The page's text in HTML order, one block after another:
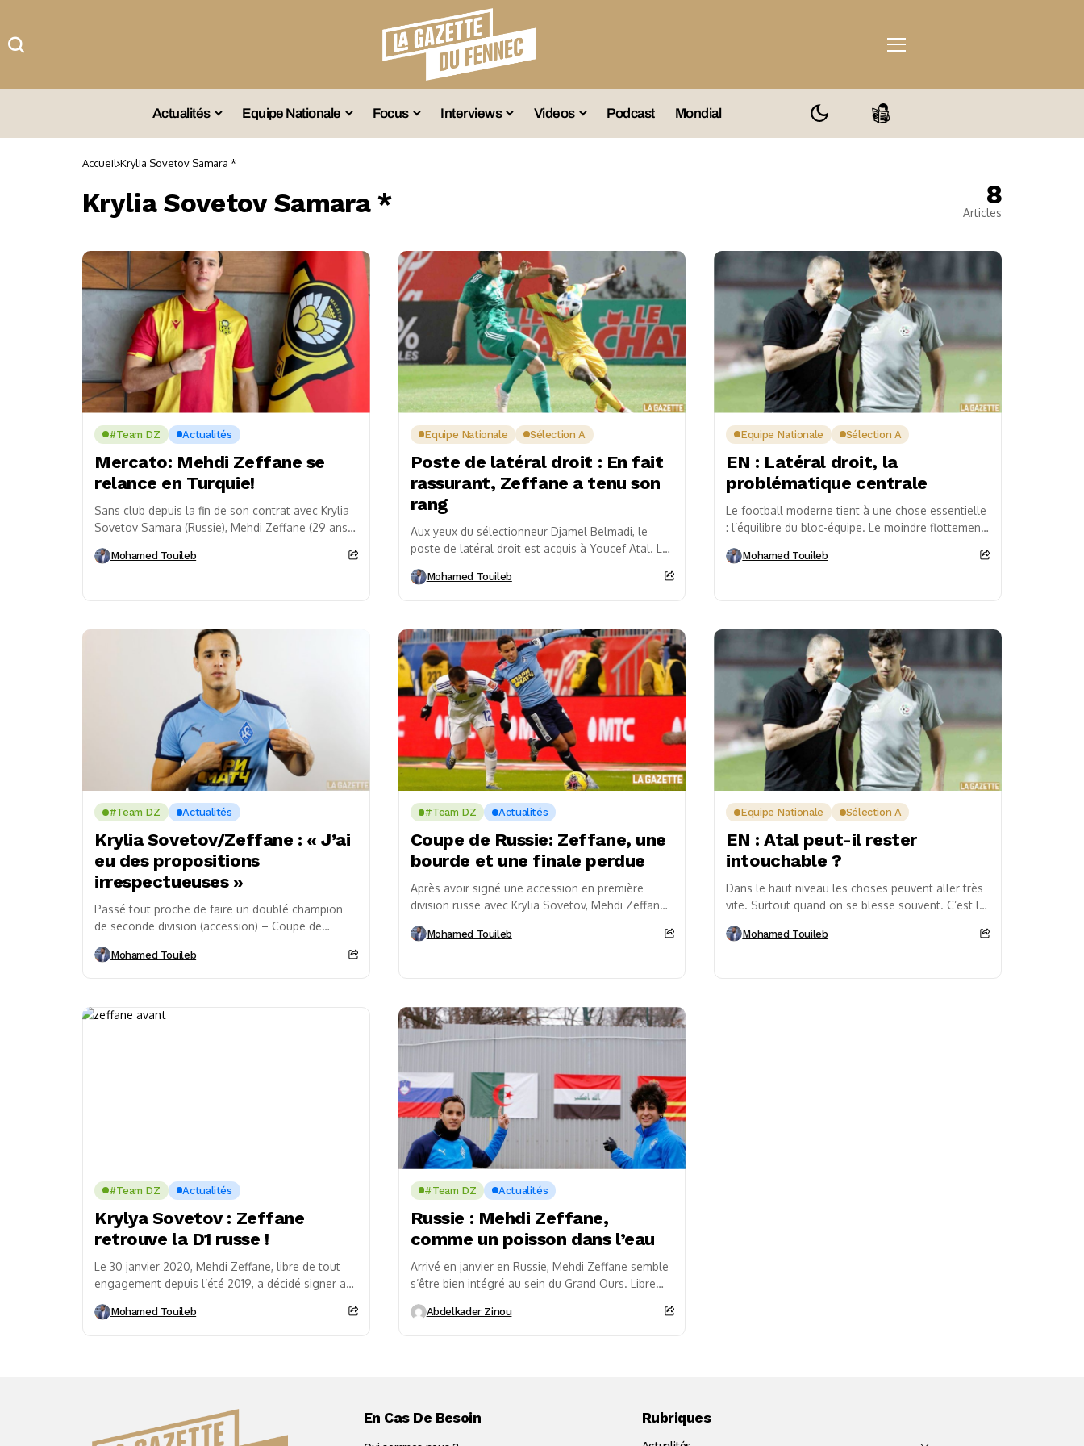
Actualités
A La Une
Championnat
Omnisports
Agenda
Equipe Nationale
Sélections Jeunes
Sélections Diverses
Focus
Vintage
Interviews
Vu Ailleurs
Videos
En Vrac
Podcast Mondial
Accueil Krylia Sovetov Samara *
Krylia Sovetov Samara * 8
Articles
#Team DZ Actualités
Mercato: Mehdi Zeffane se
relance en Turquie!
Sans club depuis la fin de son contrat avec Krylia
Sovetov Samara (Russie), Mehdi Zeffane (29 ans)
Mohamed Touileb
Equipe Nationale Sélection A
Poste de latéral droit : En fait
rassurant, Zeffane a tenu son
rang
Aux yeux du sélectionneur Djamel Belmadi, le
poste de latéral droit est acquis à Youcef Atal. Le
Mohamed Touileb
Equipe Nationale Sélection A
EN : Latéral droit, la
problématique centrale
Le football moderne tient à une chose essentielle
: l’équilibre du bloc-équipe. Le moindre flottement
Mohamed Touileb
#Team DZ Actualités
Krylia Sovetov/Zeffane : « J’ai
eu des propositions
irrespectueuses »
Passé tout proche de faire un doublé champion
de seconde division (accession) – Coupe de
plutôt...
Mohamed Touileb
#Team DZ Actualités
Coupe de Russie: Zeffane, une
bourde et une finale perdue
Après avoir signé une accession en première
division russe avec Krylia Sovetov, Mehdi Zeffane
midi. Mission...
Mohamed Touileb
Equipe Nationale Sélection A
EN : Atal peut-il rester
intouchable ?
Dans le haut niveau les choses peuvent aller très
vite. Surtout quand on se blesse souvent. C’est le
Mohamed Touileb
#Team DZ Actualités
Krylya Sovetov : Zeffane
retrouve la D1 russe !
Le 30 janvier 2020, Mehdi Zeffane, libre de tout
engagement depuis l’été 2019, a décidé signer au
Mohamed Touileb
#Team DZ Actualités
Russie : Mehdi Zeffane,
comme un poisson dans l’eau
Arrivé en janvier en Russie, Mehdi Zeffane semble
s’être bien intégré au sein du Grand Ours. Libre
Abdelkader Zinou
En Cas De Besoin Rubriques